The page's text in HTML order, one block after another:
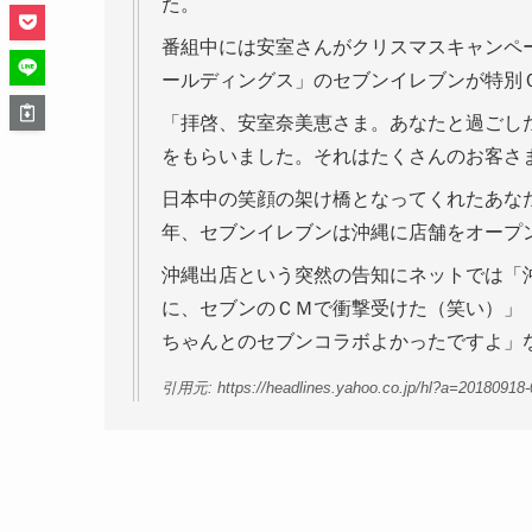
た。
番組中には安室さんがクリスマスキャン
ールディングス」のセブンイレブンが特別
「拝啓、安室奈美恵さま。あなたと過ご
をもらいました。それはたくさんのお客さ
日本中の笑顔の架け橋となってくれたあ
年、セブンイレブンは沖縄に店舗をオープ
沖縄出店という突然の告知にネットでは
に、セブンのＣＭで衝撃受けた（笑い）
ちゃんとのセブンコラボよかったですよ」
引用元: https://headlines.yahoo.co.jp/